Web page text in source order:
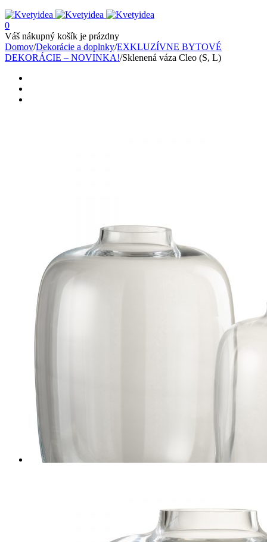
0
Váš nákupný košík je prázdny
Domov/Dekorácie a doplnky/EXKLUZÍVNE BYTOVÉ
DEKORÁCIE – NOVINKA!/Sklenená váza Cleo (S, L)